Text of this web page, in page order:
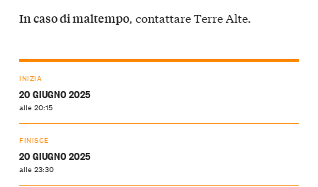
In caso di maltempo, contattare Terre Alte.
INIZIA
20 GIUGNO 2025
alle 20:15
FINISCE
20 GIUGNO 2025
alle 23:30